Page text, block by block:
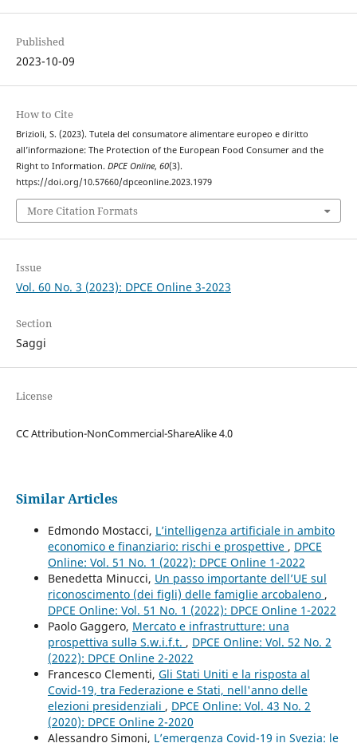
Published
2023-10-09
How to Cite
Brizioli, S. (2023). Tutela del consumatore alimentare europeo e diritto
all’informazione: The Protection of the European Food Consumer and the
Right to Information. DPCE Online, 60(3).
https://doi.org/10.57660/dpceonline.2023.1979
More Citation Formats
Issue
Vol. 60 No. 3 (2023): DPCE Online 3-2023
Section
Saggi
License
CC Attribution-NonCommercial-ShareAlike 4.0
Similar Articles
Edmondo Mostacci, L’intelligenza artificiale in ambito
economico e finanziario: rischi e prospettive , DPCE
Online: Vol. 51 No. 1 (2022): DPCE Online 1-2022
Benedetta Minucci, Un passo importante dell’UE sul
riconoscimento (dei figli) delle famiglie arcobaleno ,
DPCE Online: Vol. 51 No. 1 (2022): DPCE Online 1-2022
Paolo Gaggero, Mercato e infrastrutture: una
prospettiva sullə S.w.i.f.t. , DPCE Online: Vol. 52 No. 2
(2022): DPCE Online 2-2022
Francesco Clementi, Gli Stati Uniti e la risposta al
Covid-19, tra Federazione e Stati, nell'anno delle
elezioni presidenziali , DPCE Online: Vol. 43 No. 2
(2020): DPCE Online 2-2020
Alessandro Simoni, L’emergenza Covid-19 in Svezia: le